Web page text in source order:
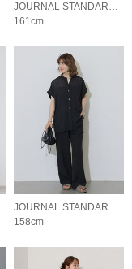
JOURNAL STANDARD relume LADYS
161cm
158cm